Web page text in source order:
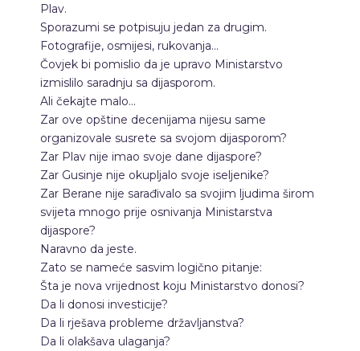
Plav.
Sporazumi se potpisuju jedan za drugim.
Fotografije, osmijesi, rukovanja…
Čovjek bi pomislio da je upravo Ministarstvo
izmislilo saradnju sa dijasporom.
Ali čekajte malo…
Zar ove opštine decenijama nijesu same
organizovale susrete sa svojom dijasporom?
Zar Plav nije imao svoje dane dijaspore?
Zar Gusinje nije okupljalo svoje iseljenike?
Zar Berane nije sarađivalo sa svojim ljudima širom
svijeta mnogo prije osnivanja Ministarstva
dijaspore?
Naravno da jeste.
Zato se nameće sasvim logično pitanje:
Šta je nova vrijednost koju Ministarstvo donosi?
Da li donosi investicije?
Da li rješava probleme državljanstva?
Da li olakšava ulaganja?